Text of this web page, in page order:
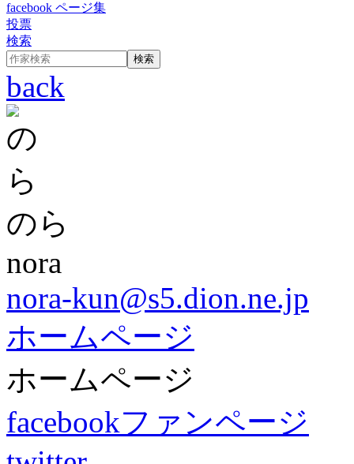
facebook ページ集
投票
検索
back
のら
nora
nora-kun@s5.dion.ne.jp
ホームページ
ホームページ
facebookファンページ